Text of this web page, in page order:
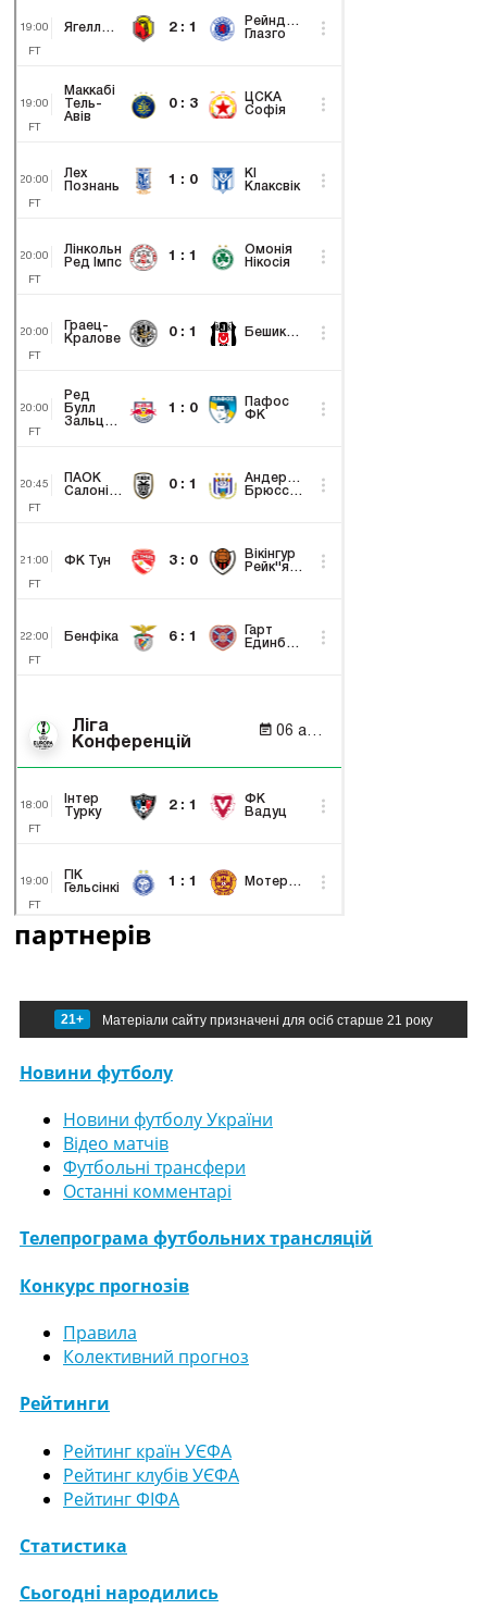
партнерів
21+ Матеріали сайту призначені для осіб старше 21 року
Новини футболу
Новини футболу України
Відео матчів
Футбольні трансфери
Останні комментарі
Телепрограма футбольних трансляцій
Конкурс прогнозів
Правила
Колективний прогноз
Рейтинги
Рейтинг країн УЄФА
Рейтинг клубів УЄФА
Рейтинг ФІФА
Статистика
Сьогодні народились